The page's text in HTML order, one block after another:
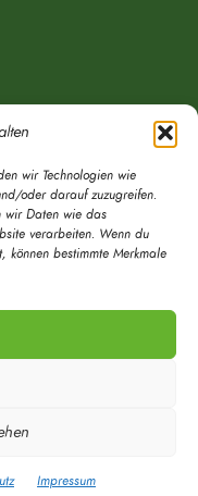
wir Technologien wie
oder darauf zuzugreifen.
wir Daten wie das
verarbeiten. Wenn du
können bestimmte Merkmale
Impressum
Röwekamp 2020 - Alle
Impressum